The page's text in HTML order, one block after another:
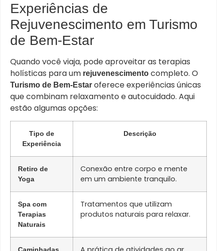
Experiências de
Rejuvenescimento em Turismo
de Bem-Estar
Quando você viaja, pode aproveitar as terapias
holísticas para um rejuvenescimento completo. O
Turismo de Bem-Estar oferece experiências únicas
que combinam relaxamento e autocuidado. Aqui
estão algumas opções:
Tipo de
Experiência
Descrição
Retiro de
Yoga
Conexão entre corpo e mente
em um ambiente tranquilo.
Spa com
Terapias
Naturais
Tratamentos que utilizam
produtos naturais para relaxar.